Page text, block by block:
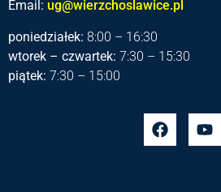
Email: ug@wierzchoslawice.pl
poniedziałek: 8:00 – 16:30
wtorek – czwartek: 7:30 – 15:30
piątek: 7:30 – 15:00